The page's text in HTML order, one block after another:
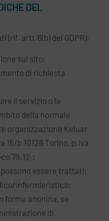
DEL
(rif. artt.6(b) del GDPR):
sul sito;
di richiesta
il servizio o la
della normale
organizzazione Keluar
16/b 10128 Torino, p.iva
79.12.;
essere trattati;
infermieristico;
forma anonina, se
di